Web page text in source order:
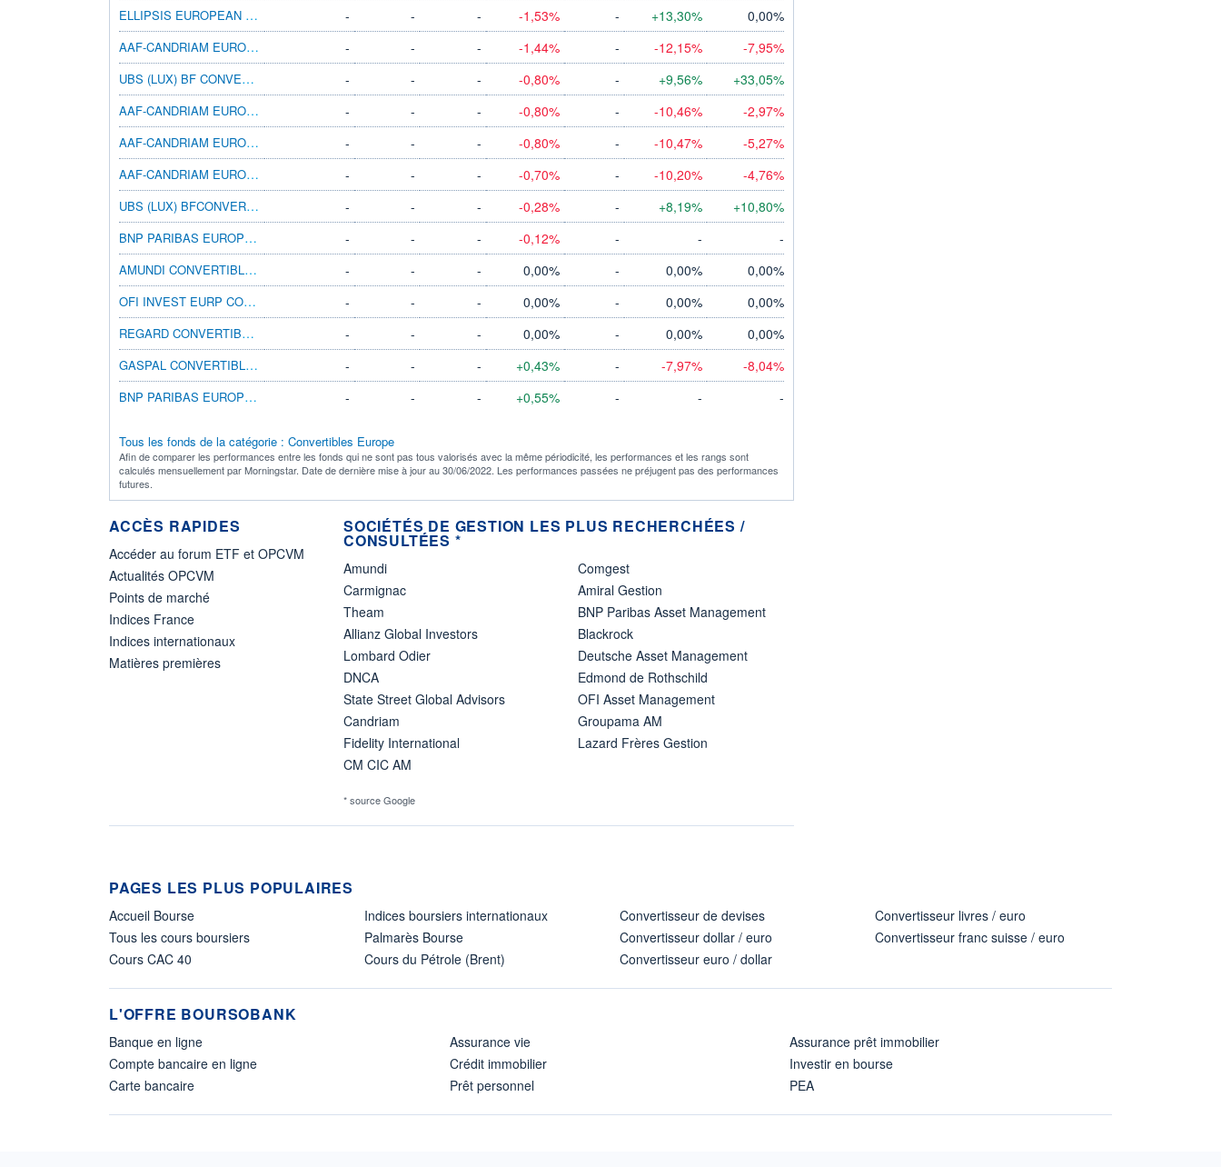
ELLIPSIS EUROPEAN CONVERTIBLE FUND IDEUR
- - - -1,53% - +13,30%
0,00%
AAF-CANDRIAM EUROPEAN CONVERTIBLES AEUR
- - - -1,44% - -12,15%
-7,95%
UBS (LUX) BF CONVERT EUROPE EUR I-X ACC
- - - -0,80% - +9,56%
+33,05%
AAF-CANDRIAM EUROPEAN CONVERTIBLES FEUR
- - - -0,80% - -10,46%
-2,97%
AAF-CANDRIAM EUROPEAN CONVERTIBLES IEUR
- - - -0,80% - -10,47%
-5,27%
AAF-CANDRIAM EUROPEAN CONVERTIBLES XEUR
- - - -0,70% - -10,20%
-4,76%
UBS (LUX) BFCONVERT EURP EUR K-1 EUR ACC
- - - -0,28% - +8,19%
+10,80%
BNP PARIBAS EUROPE SM CP CNVRT N C
- - - -0,12% - -
-
AMUNDI CONVERTIBLES RESPONSABLE FA
- - - 0,00% - 0,00%
0,00%
OFI INVEST EURP CONVRT BD VYV OBLIG CONV
- - - 0,00% - 0,00%
0,00%
REGARD CONVERTIBLES EUROPE D
- - - 0,00% - 0,00%
0,00%
GASPAL CONVERTIBLES
- - - +0,43% - -7,97%
-8,04%
BNP PARIBAS EUROPE CONVERTIBLE N CAP
- - - +0,55% - - -
Tous les fonds de la catégorie : Convertibles Europe
Afin de comparer les performances entre les fonds qui ne sont pas tous valorisés avec la même périodicité, les performances et les rangs sont
calculés mensuellement par Morningstar. Date de dernière mise à jour au 30/06/2022. Les performances passées ne préjugent pas des performances
futures.
ACCÈS RAPIDES
Accéder au forum ETF et OPCVM
Actualités OPCVM
Points de marché
Indices France
Indices internationaux
Matières premières
SOCIÉTÉS DE GESTION LES PLUS RECHERCHÉES /
CONSULTÉES *
Amundi
Carmignac
Theam
Allianz Global Investors
Lombard Odier
DNCA
State Street Global Advisors
Candriam
Fidelity International
CM CIC AM
Comgest
Amiral Gestion
BNP Paribas Asset Management
Blackrock
Deutsche Asset Management
Edmond de Rothschild
OFI Asset Management
Groupama AM
Lazard Frères Gestion
* source Google
PAGES LES PLUS POPULAIRES
Accueil Bourse
Tous les cours boursiers
Cours CAC 40
Indices boursiers internationaux
Palmarès Bourse
Cours du Pétrole (Brent)
Convertisseur de devises
Convertisseur dollar / euro
Convertisseur euro / dollar
Convertisseur livres / euro
Convertisseur franc suisse / euro
L'OFFRE BOURSOBANK
Banque en ligne
Compte bancaire en ligne
Carte bancaire
Assurance vie
Crédit immobilier
Prêt personnel
Assurance prêt immobilier
Investir en bourse
PEA